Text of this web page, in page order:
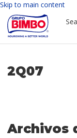
Skip to main content
2Q07
Archivos